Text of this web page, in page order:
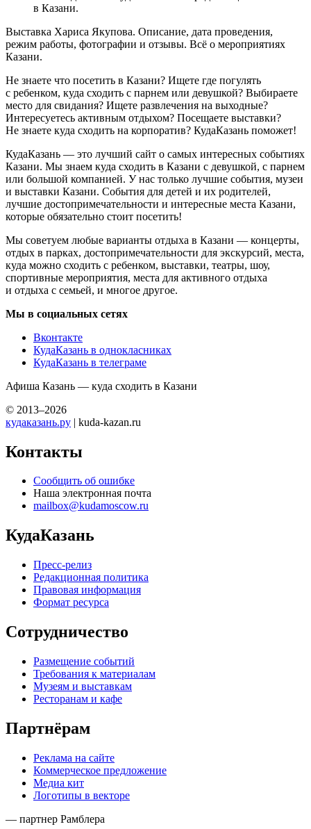
в Казани.
Выставка Хариса Якупова. Описание, дата проведения,
режим работы, фотографии и отзывы. Всё о мероприятиях
Казани.
Не знаете что посетить в Казани? Ищете где погулять
с ребенком, куда сходить с парнем или девушкой? Выбираете
место для свидания? Ищете развлечения на выходные?
Интересуетесь активным отдыхом? Посещаете выставки?
Не знаете куда сходить на корпоратив? КудаКазань поможет!
КудаКазань — это лучший сайт о самых интересных событиях
Казани. Мы знаем куда сходить в Казани с девушкой, с парнем
или большой компанией. У нас только лучшие события, музеи
и выставки Казани. События для детей и их родителей,
лучшие достопримечательности и интересные места Казани,
которые обязательно стоит посетить!
Мы советуем любые варианты отдыха в Казани — концерты,
отдых в парках, достопримечательности для экскурсий, места,
куда можно сходить с ребенком, выставки, театры, шоу,
спортивные мероприятия, места для активного отдыха
и отдыха с семьей, и многое другое.
Мы в социальных сетях
Вконтакте
КудаКазань в однокласниках
КудаКазань в телеграме
Афиша Казань — куда сходить в Казани
© 2013–2026
кудаказань.ру | kuda-kazan.ru
Контакты
Сообщить об ошибке
Наша электронная почта
mailbox@kudamoscow.ru
КудаКазань
Пресс-релиз
Редакционная политика
Правовая информация
Формат ресурса
Сотрудничество
Размещение событий
Требования к материалам
Музеям и выставкам
Ресторанам и кафе
Партнёрам
Реклама на сайте
Коммерческое предложение
Медиа кит
Логотипы в векторе
— партнер Рамблера